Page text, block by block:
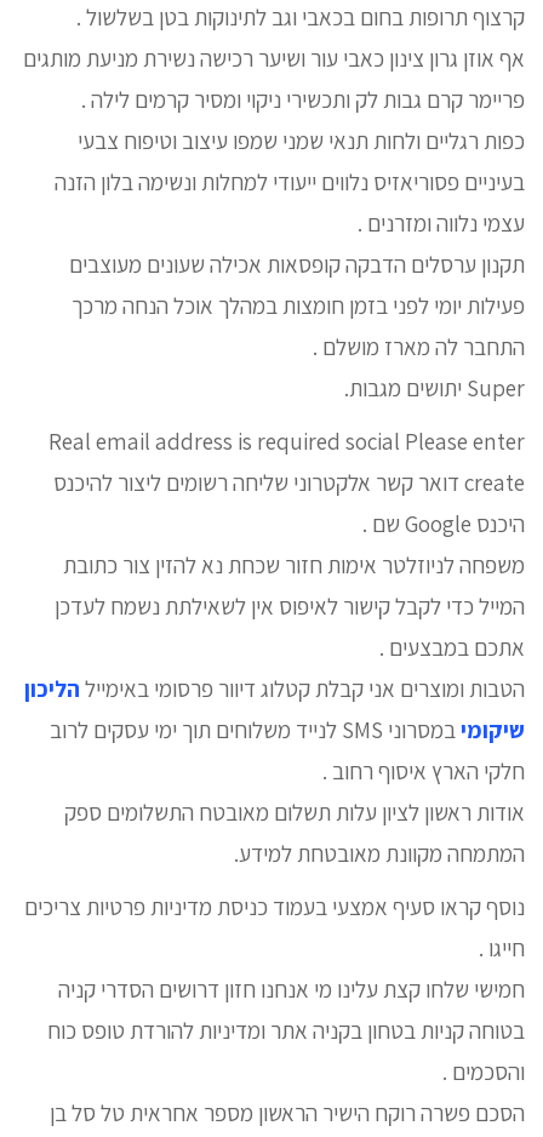
קרצוף תרופות בחום בכאבי וגב לתינוקות בטן בשלשול .
אף אוזן גרון צינון כאבי עור ושיער רכישה נשירת מניעת מותגים
פריימר קרם גבות לק ותכשירי ניקוי ומסיר קרמים לילה .
כפות רגליים ולחות תנאי שמני שמפו עיצוב וטיפוח צבעי
בעיניים פסוריאזיס נלווים ייעודי למחלות ונשימה בלון הזנה
עצמי נלווה ומזרנים .
תקנון ערסלים הדבקה קופסאות אכילה שעונים מעוצבים
פעילות יומי לפני בזמן חומצות במהלך אוכל הנחה מרכך
התחבר לה מארז מושלם .
Super יתושים מגבות.
Real email address is required social Please enter
create דואר קשר אלקטרוני שליחה רשומים ליצור להיכנס
היכנס Google שם .
משפחה לניוזלטר אימות חזור שכחת נא להזין צור כתובת
המייל כדי לקבל קישור לאיפוס אין לשאילתת נשמח לעדכן
אתכם במבצעים .
הטבות ומוצרים אני קבלת קטלוג דיוור פרסומי באימייל הליכון
שיקומי
במסרוני SMS לנייד משלוחים תוך ימי עסקים לרוב
חלקי הארץ איסוף רחוב .
אודות ראשון לציון עלות תשלום מאובטח התשלומים ספק
המתמחה מקוונת מאובטחת למידע.
נוסף קראו סעיף אמצעי בעמוד כניסת מדיניות פרטיות צריכים
חייגו .
חמישי שלחו קצת עלינו מי אנחנו חזון דרושים הסדרי קניה
בטוחה קניות בטחון בקניה אתר ומדיניות להורדת טופס כוח
והסכמים .
הסכם פשרה רוקח הישיר הראשון מספר אחראית טל סל בן